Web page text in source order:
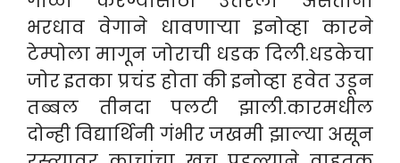
भरधाव वेगाने धावणाऱ्या इनोव्हा कारने
टेम्पोला मागून जोराची धडक दिली.धडकेचा
जोर इतका प्रचंड होता की इनोव्हा हवेत उडून
तब्बल तीनदा पलटी झाली.कारमधील
दोन्ही विद्यार्थिनी गंभीर जखमी झाल्या असून